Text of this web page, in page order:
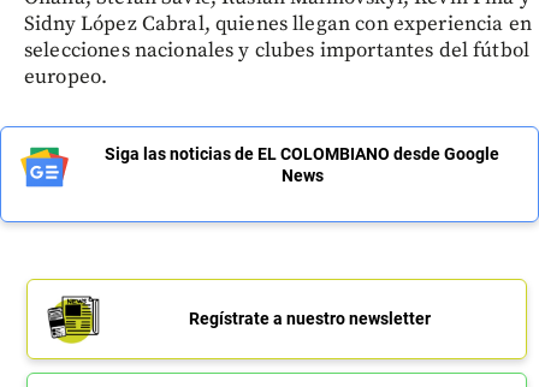
Sidny López Cabral, quienes llegan con experiencia en
selecciones nacionales y clubes importantes del fútbol
europeo.
Siga las noticias de EL COLOMBIANO desde Google
News
Regístrate a nuestro newsletter